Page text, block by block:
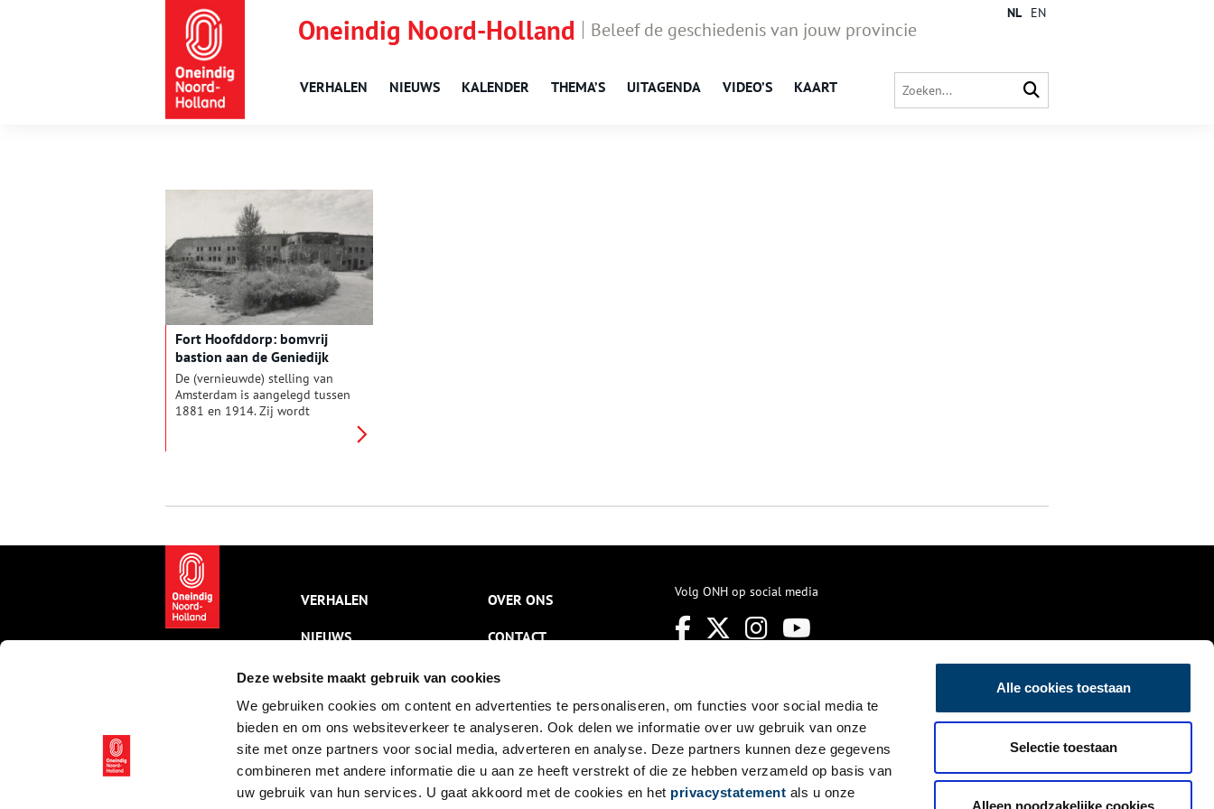
Deze website maakt gebruik van cookies
We gebruiken cookies om content en advertenties te personaliseren, om functies voor social media te
bieden en om ons websiteverkeer te analyseren. Ook delen we informatie over uw gebruik van onze
site met onze partners voor social media, adverteren en analyse. Deze partners kunnen deze gegevens
combineren met andere informatie die u aan ze heeft verstrekt of die ze hebben verzameld op basis van
uw gebruik van hun services. U gaat akkoord met de cookies en het privacystatement als u onze
Alle cookies toestaan
Selectie toestaan
Alleen noodzakelijke cookies
Oneindig Noord-Holland Beleef de geschiedenis van jouw provincie
VERHALEN NIEUWS KALENDER THEMA’S UITAGENDA VIDEO’S KAART
NL EN
Fort Hoofddorp: bomvrij
bastion aan de Geniedijk
De (vernieuwde) stelling van
Amsterdam is aangelegd tussen
1881 en 1914. Zij wordt
de stelling ongeveer een halve
voor schepen en te diep voor
man en paard. Fort Hoofddorp
maakt daarvan deel uit.
VERHALEN
NIEUWS
KALENDER
THEMA’S
ACTIVITEITEN
VIDEO’S
OVER ONS
CONTACT
NIEUWSBRIEF
DISCLAIMER
PRIVACY
TOEGANKELIJKHEID
Volg ONH op social media